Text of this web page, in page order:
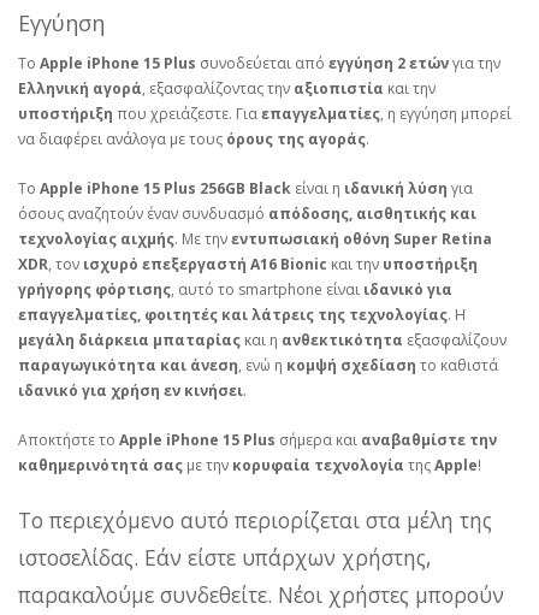
Εγγύηση
Το Apple iPhone 15 Plus συνοδεύεται από εγγύηση 2 ετώνγια την
Ελληνική αγορά, εξασφαλίζοντας την αξιοπιστία και την
υποστήριξη που χρειάζεστε. Γιαεπαγγελματίες, η εγγύηση μπορεί
να διαφέρει ανάλογα με τους όρους της αγοράς.
Το Apple iPhone 15 Plus 256GB Black είναι η ιδανική λύση για
όσους αναζητούν έναν συνδυασμό απόδοσης, αισθητικής και
τεχνολογίας αιχμής. Με τηνεντυπωσιακή οθόνη Super Retina
XDR, τον ισχυρό επεξεργαστή A16 Bionic και την υποστήριξη
γρήγορης φόρτισης, αυτό το smartphone είναι ιδανικό για
επαγγελματίες, φοιτητές και λάτρεις της τεχνολογίας. Η
μεγάλη διάρκεια μπαταρίας και η ανθεκτικότητα εξασφαλίζουν
παραγωγικότητα και άνεση, ενώ η κομψή σχεδίαση το καθιστά
ιδανικό για χρήση εν κινήσει.
Αποκτήστε το Apple iPhone 15 Plus σήμερα και αναβαθμίστε την
καθημερινότητά σας με την κορυφαία τεχνολογία τηςApple!
Το περιεχόμενο αυτό περιορίζεται στα μέλη της
ιστοσελίδας. Εάν είστε υπάρχων χρήστης,
παρακαλούμε συνδεθείτε. Νέοι χρήστες μπορούν